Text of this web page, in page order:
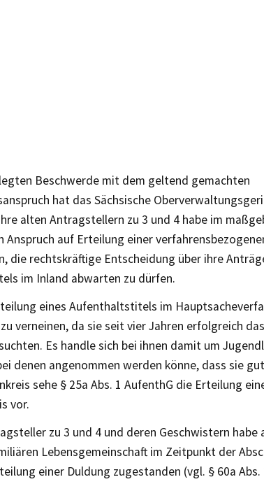
Beschwerde mit dem geltend gemachten
hat das Sächsische
alten Antragstellern zu 3 und 4 habe im
Anspruch auf Erteilung einer
die rechtskräftige Entscheidung über ihre
im Inland abwarten zu dürfen.
eines Aufenthaltstitels im
verneinen, da sie seit vier Jahren erfolgreich
Es handle sich bei ihnen damit um
denen angenommen werden könne, dass sie
sehe § 25a Abs. 1 AufenthG die Erteilung
vor.
zu 3 und 4 und deren Geschwistern habe
Lebensgemeinschaft im Zeitpunkt der
einer Duldung zugestanden (vgl. § 60a